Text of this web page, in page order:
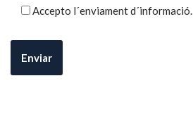
Accepto l´enviament d´informació.